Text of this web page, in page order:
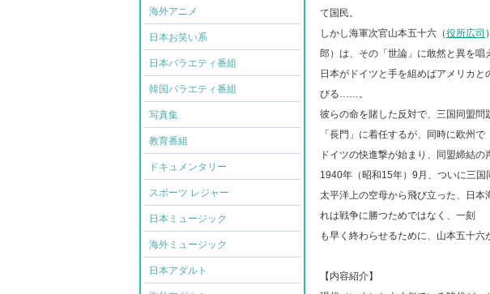
海外アニメ
日本お笑い系
日本バラエティ番組
韓国バラエティ番組
写真集
教育番組
ドキュメンタリー
スポーツ レジャー
日本ミュージック
海外ミュージック
日本アダルト
て国民。
しかし海軍次官山本五十六（役所広司
郎）は、その「世論」に敢然と異を唱
日本がドイツと手を組めばアメリカ
びる……。
彼らの命を賭した反対で、三国同盟
「長門」に着任するが、同時に欧州で
ドイツの快進撃が始まり、同盟締結の
1940年（昭和15年）9月、ついに三
太平洋上の空母から飛び立った、日
れは戦争に勝つためではなく、一刻
も早く終わらせるために、山本五十
【内容紹介】